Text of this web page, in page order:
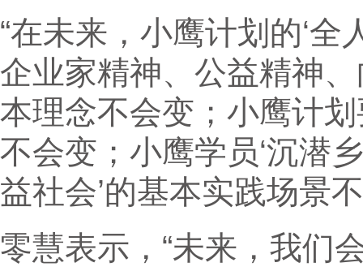
“在未来，小鹰计划的‘
企业家精神、公益精神
本理念不会变；小鹰计
不会变；小鹰学员‘沉潜
益社会’的基本实践场景
零慧表示，“未来，我们